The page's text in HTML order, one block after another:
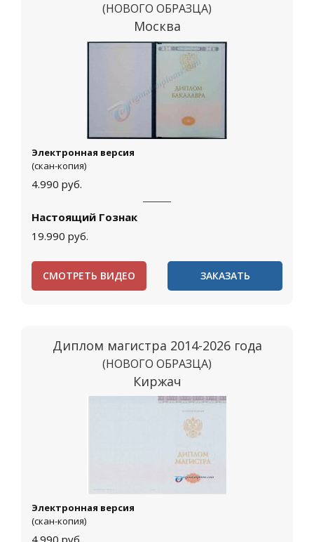
(НОВОГО ОБРАЗЦА)
Москва
Электронная версия
(скан-копия)
4.990 руб.
Настоящий Гознак
19.990 руб.
СМОТРЕТЬ ВИДЕО ЗАКАЗАТЬ
Диплом магистра 2014-2026 года
(НОВОГО ОБРАЗЦА)
Киржач
Электронная версия
(скан-копия)